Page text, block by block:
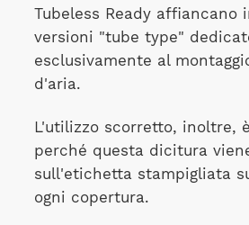
Tubeless Ready affiancano
versioni "tube type"
esclusivamente al
d'aria.
L'utilizzo scorretto, inoltre,
perché questa dicitura
sull'etichetta stampigliata
ogni copertura.